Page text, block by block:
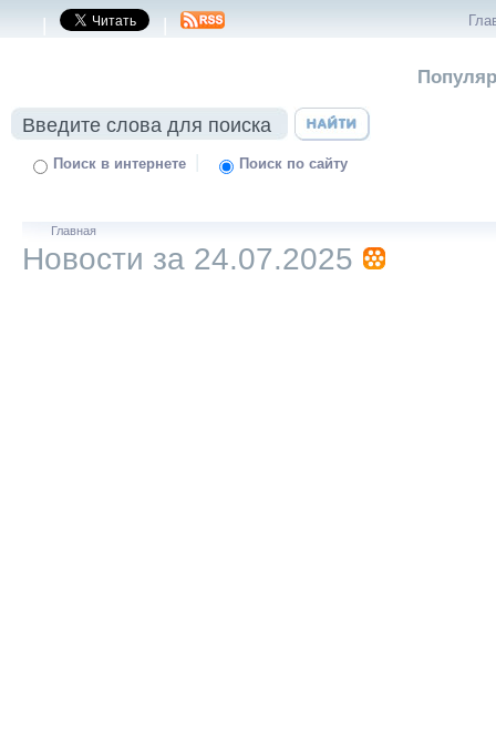
| |
Поиск в интернете | Поиск по сайту
Главная
Новости за 24.07.2025